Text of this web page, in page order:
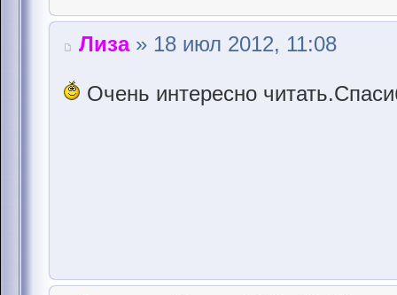
Лиза» 18 июл 2012, 11:08
Очень интересно